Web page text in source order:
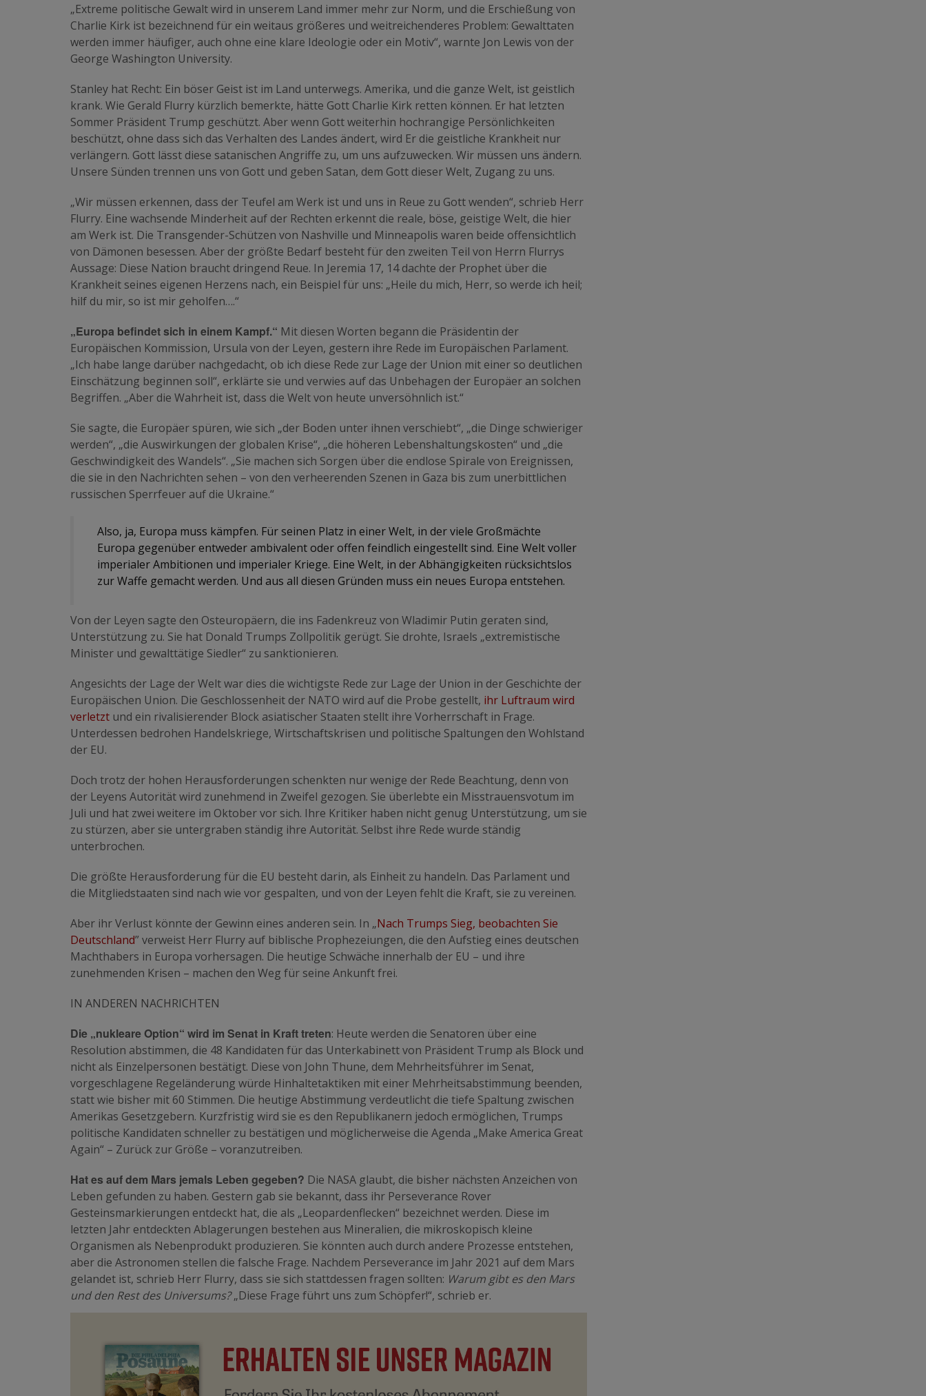
„Extreme politische Gewalt wird in unserem Land immer mehr zur Norm, und die Erschießung von
Charlie Kirk ist bezeichnend für ein weitaus größeres und weitreichenderes Problem: Gewalttaten
werden immer häufiger, auch ohne eine klare Ideologie oder ein Motiv“, warnte Jon Lewis von der
George Washington University.
Stanley hat Recht: Ein böser Geist ist im Land unterwegs. Amerika, und die ganze Welt, ist geistlich
krank. Wie Gerald Flurry kürzlich bemerkte, hätte Gott Charlie Kirk retten können. Er hat letzten
Sommer Präsident Trump geschützt. Aber wenn Gott weiterhin hochrangige Persönlichkeiten
beschützt, ohne dass sich das Verhalten des Landes ändert, wird Er die geistliche Krankheit nur
verlängern. Gott lässt diese satanischen Angriffe zu, um uns aufzuwecken. Wir müssen uns ändern.
Unsere Sünden trennen uns von Gott und geben Satan, dem Gott dieser Welt, Zugang zu uns.
„Wir müssen erkennen, dass der Teufel am Werk ist und uns in Reue zu Gott wenden“, schrieb Herr
Flurry. Eine wachsende Minderheit auf der Rechten erkennt die reale, böse, geistige Welt, die hier
am Werk ist. Die Transgender-Schützen von Nashville und Minneapolis waren beide offensichtlich
von Dämonen besessen. Aber der größte Bedarf besteht für den zweiten Teil von Herrn Flurrys
Aussage: Diese Nation braucht dringend Reue. In Jeremia 17, 14 dachte der Prophet über die
Krankheit seines eigenen Herzens nach, ein Beispiel für uns: „Heile du mich, Herr, so werde ich heil;
hilf du mir, so ist mir geholfen….“
„Europa befindet sich in einem Kampf.“ Mit diesen Worten begann die Präsidentin der
Europäischen Kommission, Ursula von der Leyen, gestern ihre Rede im Europäischen Parlament.
„Ich habe lange darüber nachgedacht, ob ich diese Rede zur Lage der Union mit einer so deutlichen
Einschätzung beginnen soll“, erklärte sie und verwies auf das Unbehagen der Europäer an solchen
Begriffen. „Aber die Wahrheit ist, dass die Welt von heute unversöhnlich ist.“
Sie sagte, die Europäer spüren, wie sich „der Boden unter ihnen verschiebt“, „die Dinge schwieriger
werden“, „die Auswirkungen der globalen Krise“, „die höheren Lebenshaltungskosten“ und „die
Geschwindigkeit des Wandels“. „Sie machen sich Sorgen über die endlose Spirale von Ereignissen,
die sie in den Nachrichten sehen – von den verheerenden Szenen in Gaza bis zum unerbittlichen
russischen Sperrfeuer auf die Ukraine.“
Also, ja, Europa muss kämpfen. Für seinen Platz in einer Welt, in der viele Großmächte
Europa gegenüber entweder ambivalent oder offen feindlich eingestellt sind. Eine Welt voller
imperialer Ambitionen und imperialer Kriege. Eine Welt, in der Abhängigkeiten rücksichtslos
zur Waffe gemacht werden. Und aus all diesen Gründen muss ein neues Europa entstehen.
Von der Leyen sagte den Osteuropäern, die ins Fadenkreuz von Wladimir Putin geraten sind,
Unterstützung zu. Sie hat Donald Trumps Zollpolitik gerügt. Sie drohte, Israels „extremistische
Minister und gewalttätige Siedler“ zu sanktionieren.
Angesichts der Lage der Welt war dies die wichtigste Rede zur Lage der Union in der Geschichte der
Europäischen Union. Die Geschlossenheit der NATO wird auf die Probe gestellt, ihr Luftraum wird
verletzt und ein rivalisierender Block asiatischer Staaten stellt ihre Vorherrschaft in Frage.
Unterdessen bedrohen Handelskriege, Wirtschaftskrisen und politische Spaltungen den Wohlstand
der EU.
Doch trotz der hohen Herausforderungen schenkten nur wenige der Rede Beachtung, denn von
der Leyens Autorität wird zunehmend in Zweifel gezogen. Sie überlebte ein Misstrauensvotum im
Juli und hat zwei weitere im Oktober vor sich. Ihre Kritiker haben nicht genug Unterstützung, um sie
zu stürzen, aber sie untergraben ständig ihre Autorität. Selbst ihre Rede wurde ständig
unterbrochen.
Die größte Herausforderung für die EU besteht darin, als Einheit zu handeln. Das Parlament und
die Mitgliedstaaten sind nach wie vor gespalten, und von der Leyen fehlt die Kraft, sie zu vereinen.
Aber ihr Verlust könnte der Gewinn eines anderen sein. In „Nach Trumps Sieg, beobachten Sie
Deutschland” verweist Herr Flurry auf biblische Prophezeiungen, die den Aufstieg eines deutschen
Machthabers in Europa vorhersagen. Die heutige Schwäche innerhalb der EU – und ihre
zunehmenden Krisen – machen den Weg für seine Ankunft frei.
IN ANDEREN NACHRICHTEN
Die „nukleare Option“ wird im Senat in Kraft treten: Heute werden die Senatoren über eine
Resolution abstimmen, die 48 Kandidaten für das Unterkabinett von Präsident Trump als Block und
nicht als Einzelpersonen bestätigt. Diese von John Thune, dem Mehrheitsführer im Senat,
vorgeschlagene Regeländerung würde Hinhaltetaktiken mit einer Mehrheitsabstimmung beenden,
statt wie bisher mit 60 Stimmen. Die heutige Abstimmung verdeutlicht die tiefe Spaltung zwischen
Amerikas Gesetzgebern. Kurzfristig wird sie es den Republikanern jedoch ermöglichen, Trumps
politische Kandidaten schneller zu bestätigen und möglicherweise die Agenda „Make America Great
Again“ – Zurück zur Größe – voranzutreiben.
Hat es auf dem Mars jemals Leben gegeben? Die NASA glaubt, die bisher nächsten Anzeichen von
Leben gefunden zu haben. Gestern gab sie bekannt, dass ihr Perseverance Rover
Gesteinsmarkierungen entdeckt hat, die als „Leopardenflecken“ bezeichnet werden. Diese im
letzten Jahr entdeckten Ablagerungen bestehen aus Mineralien, die mikroskopisch kleine
Organismen als Nebenprodukt produzieren. Sie könnten auch durch andere Prozesse entstehen,
aber die Astronomen stellen die falsche Frage. Nachdem Perseverance im Jahr 2021 auf dem Mars
gelandet ist, schrieb Herr Flurry, dass sie sich stattdessen fragen sollten: Warum gibt es den Mars
und den Rest des Universums?„Diese Frage führt uns zum Schöpfer!“, schrieb er.